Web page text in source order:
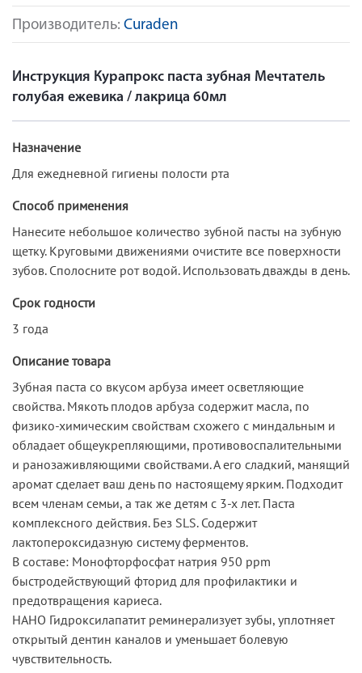
Производитель: Curaden
Инструкция Курапрокс паста зубная Мечтатель
голубая ежевика / лакрица 60мл
Назначение
Для ежедневной гигиены полости рта
Способ применения
Нанесите небольшое количество зубной пасты на зубную
щетку. Круговыми движениями очистите все поверхности
зубов. Сполосните рот водой. Использовать дважды в день.
Срок годности
3 года
Описание товара
Зубная паста со вкусом арбуза имеет осветляющие
свойства. Мякоть плодов арбуза содержит масла, по
физико-химическим свойствам схожего с миндальным и
обладает общеукрепляющими, противовоспалительными
и ранозаживляющими свойствами. А его сладкий, манящий
аромат сделает ваш день по настоящему ярким. Подходит
всем членам семьи, а так же детям с 3-х лет. Паста
комплексного действия. Без SLS. Содержит
лактопероксидазную систему ферментов.
В составе: Монофторфосфат натрия 950 ppm
быстродействующий фторид для профилактики и
предотвращения кариеса.
НАНО Гидроксилапатит реминерализует зубы, уплотняет
открытый дентин каналов и уменьшает болевую
чувствительность.